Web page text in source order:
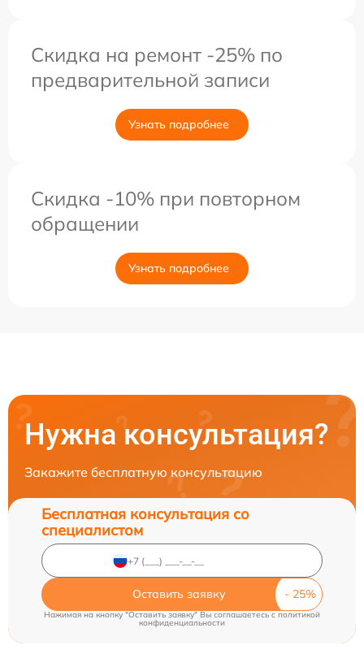
Скидка на ремонт -25% по
предварительной записи
Узнать подробнее
Скидка -10% при повторном
обращении
Узнать подробнее
Нужна консультация?
Закажите бесплатную консультацию
Бесплатная консультация со
специалистом
Оставить заявку
Нажимая на кнопку "Оставить заявку" Вы соглашаетесь c политикой
конфиденциальности